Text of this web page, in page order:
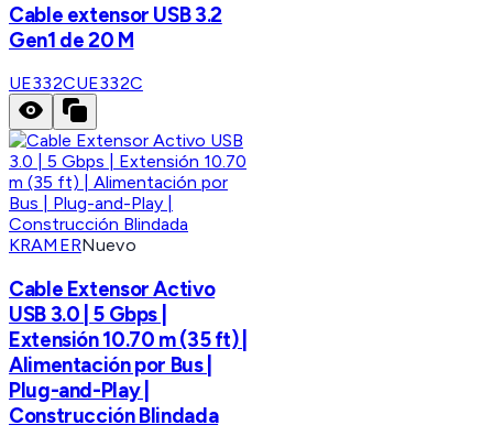
Cable extensor USB 3.2
Gen1 de 20 M
UE332CUE332C
KRAMERNuevo
Cable Extensor Activo
USB 3.0 | 5 Gbps |
Extensión 10.70 m (35 ft) |
Alimentación por Bus |
Plug-and-Play |
Construcción Blindada